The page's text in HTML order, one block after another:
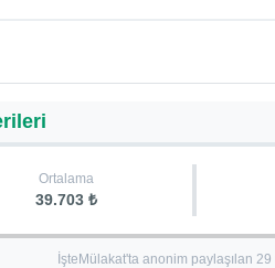
Ortalama
39.703 ₺
İşteMülakat'ta anonim paylaşılan